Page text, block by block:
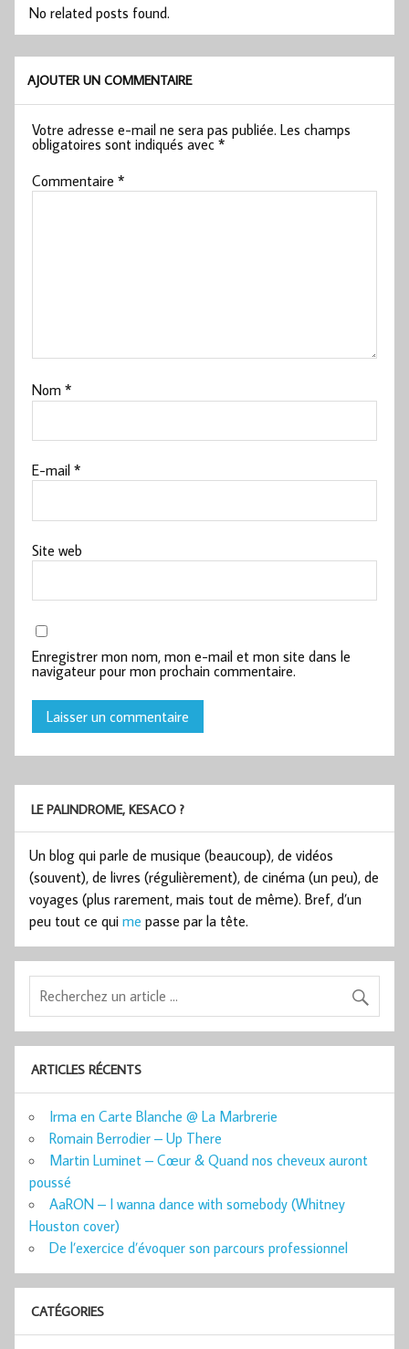
No related posts found.
AJOUTER UN COMMENTAIRE
Votre adresse e-mail ne sera pas publiée. Les champs
obligatoires sont indiqués avec*
Commentaire*
Nom*
E-mail*
Site web
Enregistrer mon nom, mon e-mail et mon site dans le
navigateur pour mon prochain commentaire.
LE PALINDROME, KESACO ?
Un blog qui parle de musique (beaucoup), de vidéos
(souvent), de livres (régulièrement), de cinéma (un peu), de
voyages (plus rarement, mais tout de même). Bref, d’un
peu tout ce qui me passe par la tête.
ARTICLES RÉCENTS
Irma en Carte Blanche @ La Marbrerie
Romain Berrodier – Up There
Martin Luminet – Cœur & Quand nos cheveux auront
poussé
AaRON – I wanna dance with somebody (Whitney
Houston cover)
De l’exercice d’évoquer son parcours professionnel
CATÉGORIES